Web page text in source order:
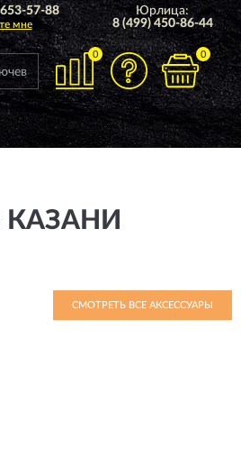
ВСЕЙ РОССИИ
57-88
мне
Юрлица:
8 (499) 450-86-44
0 0
КАЗАНИ
СМОТРЕТЬ ВСЕ АКСЕССУАРЫ